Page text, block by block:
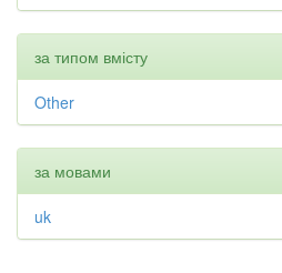
за типом вмісту
Other
за мовами
uk